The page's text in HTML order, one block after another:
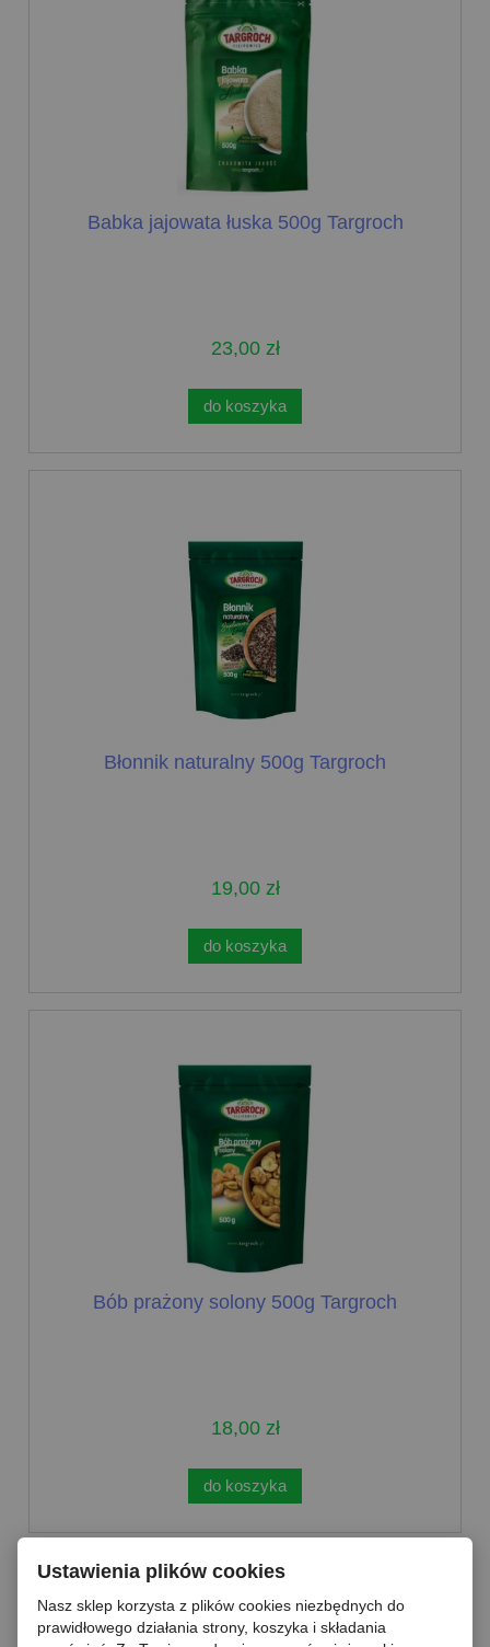
Babka jajowata łuska 500g Targroch
23,00 zł
do koszyka
Błonnik naturalny 500g Targroch
19,00 zł
do koszyka
Bób prażony solony 500g Targroch
18,00 zł
do koszyka
Ustawienia plików cookies
Nasz sklep korzysta z plików cookies niezbędnych do
prawidłowego działania strony, koszyka i składania